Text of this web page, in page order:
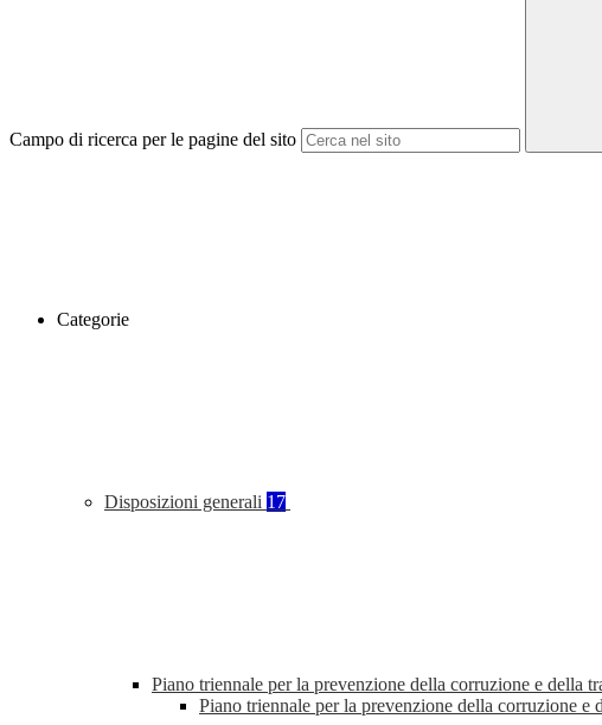
Campo di ricerca per le pagine del sito
Categorie
Disposizioni generali 17
Piano triennale per la prevenzione della corruzione e della
Piano triennale per la prevenzione della corruzione e